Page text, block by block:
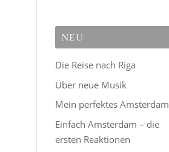
NEU
Die Reise nach Riga
Über neue Musik
Mein perfektes Amsterdam
Einfach Amsterdam – die
ersten Reaktionen